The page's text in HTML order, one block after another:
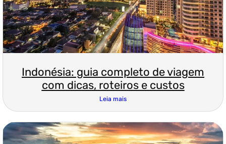
Indonésia: guia completo de viagem
com dicas, roteiros e custos
Leia mais